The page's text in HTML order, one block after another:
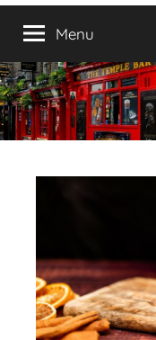
Menu